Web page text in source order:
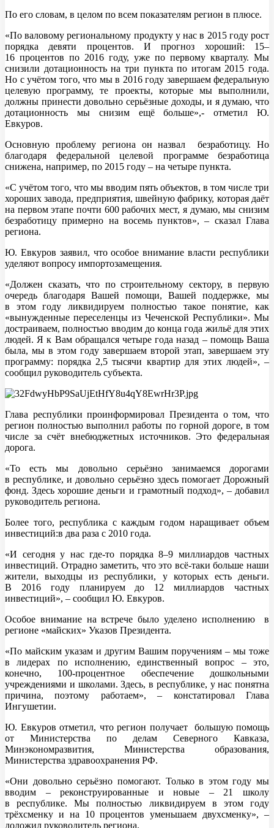
По его словам, в целом по всем показателям регион в плюсе.
«По валовому региональному продукту у нас в 2015 году рост
порядка девяти процентов. И прогноз хороший: 15–
16 процентов по 2016 году, уже по первому кварталу. Мы
снизили дотационность на три пункта по итогам 2015 года.
Но с учётом того, что мы в 2016 году завершаем федеральную
целевую программу, те проекты, которые мы выполнили,
должны принести довольно серьёзные доходы, и я думаю, что
дотационность мы снизим ещё больше»,- отметил Ю.
Евкуров.
Основную проблему региона он назвал безработицу. Но
благодаря федеральной целевой программе безработица
снижена, например, по 2015 году – на четыре пункта.
«С учётом того, что мы вводим пять объектов, в том числе три
хороших завода, предприятия, швейную фабрику, которая даёт
на первом этапе почти 600 рабочих мест, я думаю, мы снизим
безработицу примерно на восемь пунктов», – сказал Глава
региона.
Ю. Евкуров заявил, что особое внимание власти республики
уделяют вопросу импортозамещения.
«Должен сказать, что по строительному сектору, в первую
очередь благодаря Вашей помощи, Вашей поддержке, мы
в этом году ликвидируем полностью такое понятие, как
«вынужденные переселенцы из Чеченской Республики». Мы
достраиваем, полностью вводим до конца года жильё для этих
людей. Я к Вам обращался четыре года назад – помощь Ваша
была, мы в этом году завершаем второй этап, завершаем эту
программу: порядка 2,5 тысячи квартир для этих людей», –
сообщил руководитель субъекта.
Глава республики проинформировал Президента о том, что
регион полностью выполнил работы по горной дороге, в том
числе за счёт внебюджетных источников. Это федеральная
дорога.
«То есть мы довольно серьёзно занимаемся дорогами
в республике, и довольно серьёзно здесь помогает Дорожный
фонд. Здесь хорошие деньги и грамотный подход», – добавил
руководитель региона.
Более того, республика с каждым годом наращивает объем
инвестиций:в два раза с 2010 года.
«И сегодня у нас где‑то порядка 8–9 миллиардов частных
инвестиций. Отрадно заметить, что это всё‑таки больше наши
жители, выходцы из республики, у которых есть деньги.
В 2016 году планируем до 12 миллиардов частных
инвестиций», – сообщил Ю. Евкуров.
Особое внимание на встрече было уделено исполнению в
регионе «майских» Указов Президента.
«По майским указам и другим Вашим поручениям – мы тоже
в лидерах по исполнению, единственный вопрос – это,
конечно, 100-процентное обеспечение дошкольными
учреждениями и школами. Здесь, в республике, у нас понятна
причина, поэтому работаем», – констатировал Глава
Ингушетии.
Ю. Евкуров отметил, что регион получает большую помощь
от Министерства по делам Северного Кавказа,
Минэкономразвития, Министерства образования,
Министерства здравоохранения РФ.
«Они довольно серьёзно помогают. Только в этом году мы
вводим – реконструированные и новые – 21 школу
в республике. Мы полностью ликвидируем в этом году
трёхсменку и на 10 процентов уменьшаем двухсменку», –
доложил руководитель региона.